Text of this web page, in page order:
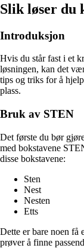
Slik løser du
Introduksjon
Hvis du står fast i et
løsningen, kan det
tips og triks for å
plass.
Bruk av STEN
Det første du bør
med bokstavene
disse bokstavene:
Sten
Nest
Nesten
Etts
Dette er bare noen få
prøver å finne